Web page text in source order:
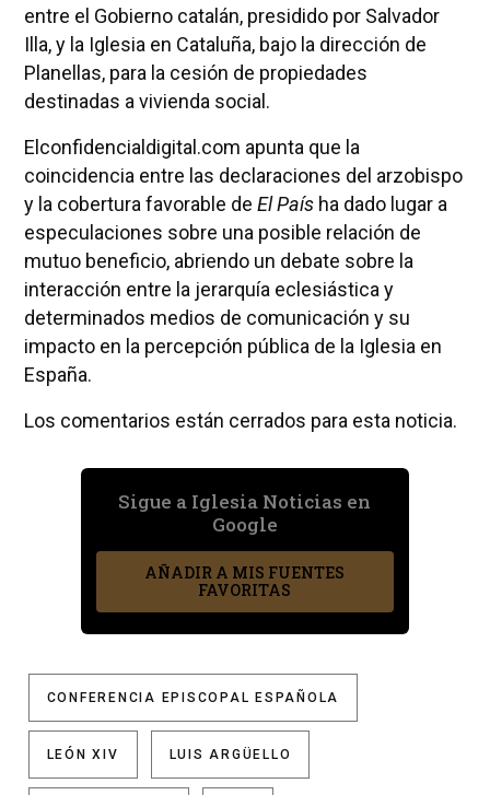
entre el Gobierno catalán, presidido por Salvador
Illa, y la Iglesia en Cataluña, bajo la dirección de
Planellas, para la cesión de propiedades
destinadas a vivienda social.
Elconfidencialdigital.com apunta que la
coincidencia entre las declaraciones del arzobispo
y la cobertura favorable de El Paísha dado lugar a
especulaciones sobre una posible relación de
mutuo beneficio, abriendo un debate sobre la
interacción entre la jerarquía eclesiástica y
determinados medios de comunicación y su
impacto en la percepción pública de la Iglesia en
España.
Los comentarios están cerrados para esta noticia.
Sigue a Iglesia Noticias en
Google
AÑADIR A MIS FUENTES
FAVORITAS
CONFERENCIA EPISCOPAL ESPAÑOLA
LEÓN XIV LUIS ARGÜELLO